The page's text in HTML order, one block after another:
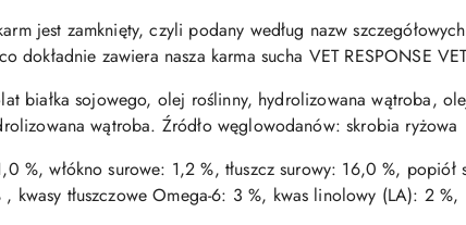
jest zamknięty, czyli podany według nazw
zawiera nasza karma sucha VET RESPONSE
białka sojowego, olej roślinny, hydrolizowana wątroba,
wątroba. Źródło węglowodanów: skrobia ryżowa
%, włókno surowe: 1,2 %, tłuszcz surowy: 16,0 %,
, kwasy tłuszczowe Omega-6: 3 %, kwas linolowy (LA): 2